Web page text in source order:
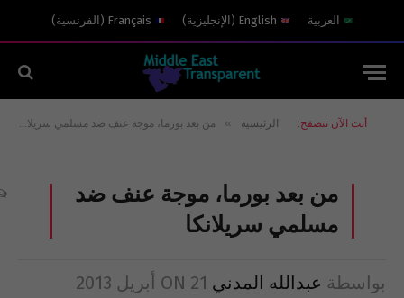
العربية English
( الإنجليزية)
Français
( الفرنسية)
أنت الآن تتصفح: الرئيسية » من بعد بورما، موجة عنف ضد مسلمي سريلانكا
من بعد بورما، موجة عنف ضد
مسلمي سريلانكا
بواسطة عبدالله المدني ON 21 أبريل 2013